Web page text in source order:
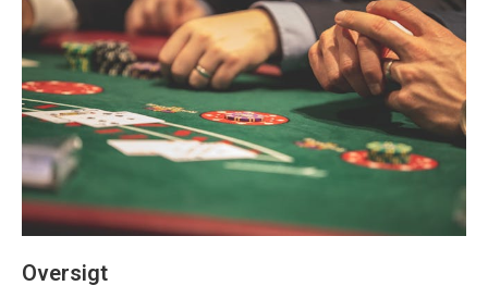
Oversigt